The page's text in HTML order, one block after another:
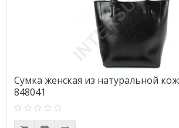
Сумка женская из натуральной
848041